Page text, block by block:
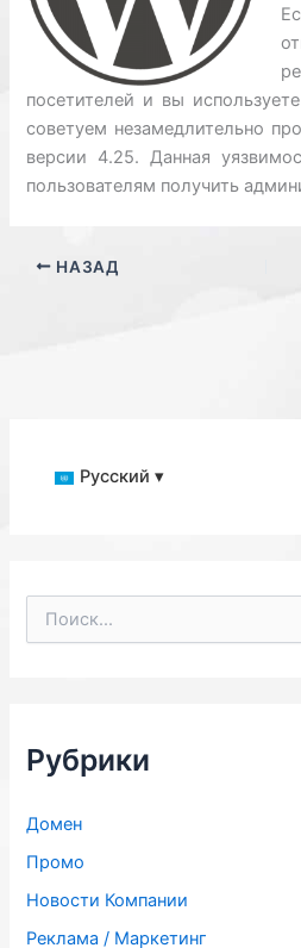
посетителей и вы
советуем незамедлительно
версии 4.25. Данная
пользователям получить
НАЗАД
Русский ▾
Рубрики
Домен
Промо
Новости Компании
Реклама / Маркетинг